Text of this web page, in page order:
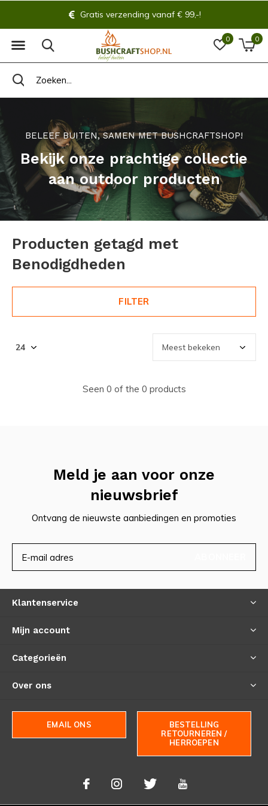
0 0
Gratis verzending vanaf € 99,-!
BELEEF BUITEN, SAMEN MET BUSHCRAFTSHOP!
Bekijk onze prachtige collectie
aan outdoor producten
Producten getagd met
Benodigdheden
FILTER
Seen 0 of the 0 products
Meld je aan voor onze
nieuwsbrief
Ontvang de nieuwste aanbiedingen en promoties
Klantenservice
Mijn account
Categorieën
Over ons
EMAIL ONS
BESTELLING
RETOURNEREN /
HERROEPEN